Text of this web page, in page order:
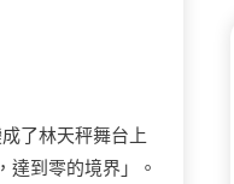
了林天秤舞台上
達到零的境界」。